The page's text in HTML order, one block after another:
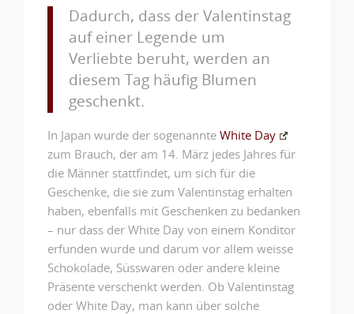
Dadurch, dass der Valentinstag
auf einer Legende um
Verliebte beruht, werden an
diesem Tag häufig Blumen
geschenkt.
In Japan wurde der sogenannte White Day
zum Brauch, der am 14. März jedes Jahres für
die Männer stattfindet, um sich für die
Geschenke, die sie zum Valentinstag erhalten
haben, ebenfalls mit Geschenken zu bedanken
– nur dass der White Day von einem Konditor
erfunden wurde und darum vor allem weisse
Schokolade, Süsswaren oder andere kleine
Präsente verschenkt werden. Ob Valentinstag
oder White Day, man kann über solche